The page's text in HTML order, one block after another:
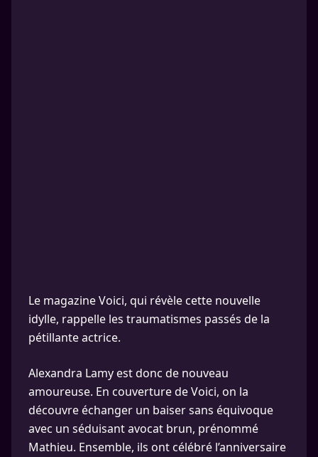
Le magazine Voici, qui révèle cette nouvelle
idylle, rappelle les traumatismes passés de la
pétillante actrice.
Alexandra Lamy est donc de nouveau
amoureuse. En couverture de Voici, on la
découvre échanger un baiser sans équivoque
avec un séduisant avocat brun, prénommé
Mathieu. Ensemble, ils ont célébré l’anniversaire